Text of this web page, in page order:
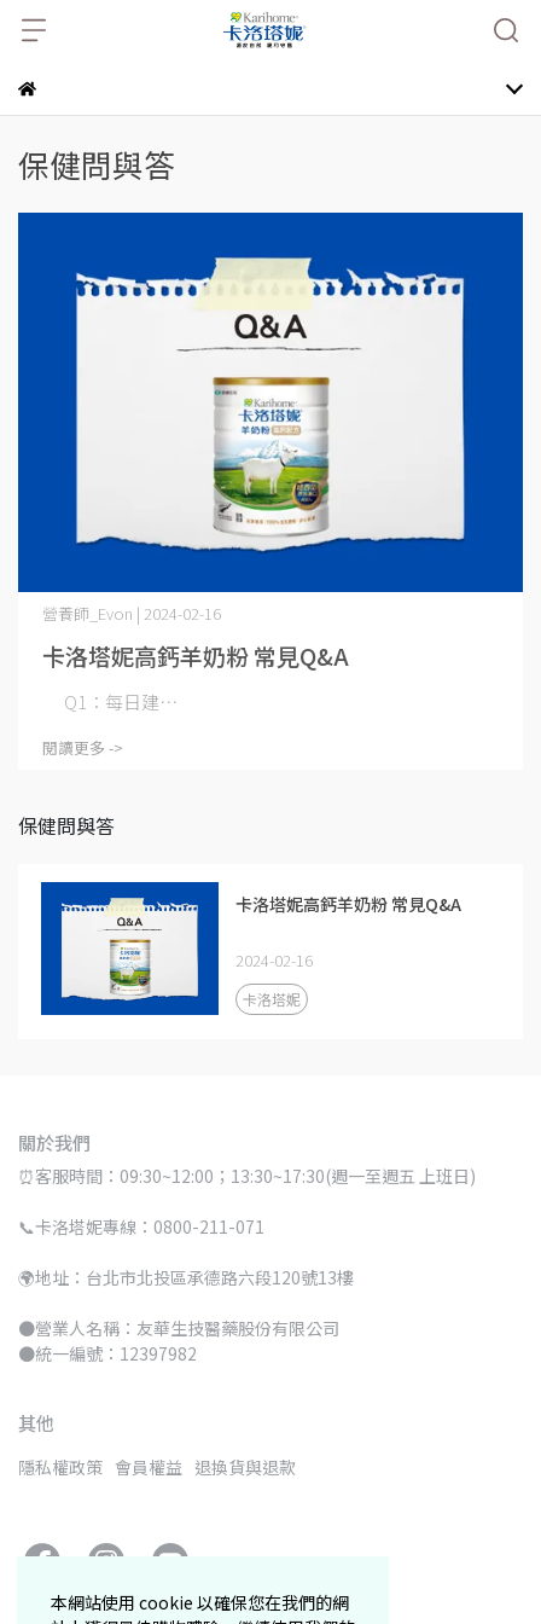
本網站使用 cookie 以確保您在我們的網
保健問與答
卡洛塔妮高鈣羊奶粉 常見Q&A
營養師_Evon | 2024-02-16
Q1：每日建⋯
閱讀更多 ->
保健問與答
卡洛塔妮高鈣羊奶粉 常見Q&A
2024-02-16
卡洛塔妮
關於我們
⏰客服時間：09:30~12:00；13:30~17:30(週一至週五 上班日)
📞卡洛塔妮專線：0800-211-071
🌍地址：台北市北投區承德路六段120號13樓
●營業人名稱：友華生技醫藥股份有限公司
●統一編號：12397982
其他
隱私權政策 會員權益 退換貨與退款